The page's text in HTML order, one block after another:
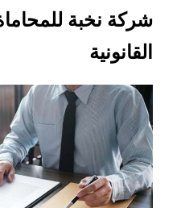
شركة نخبة
القانونية